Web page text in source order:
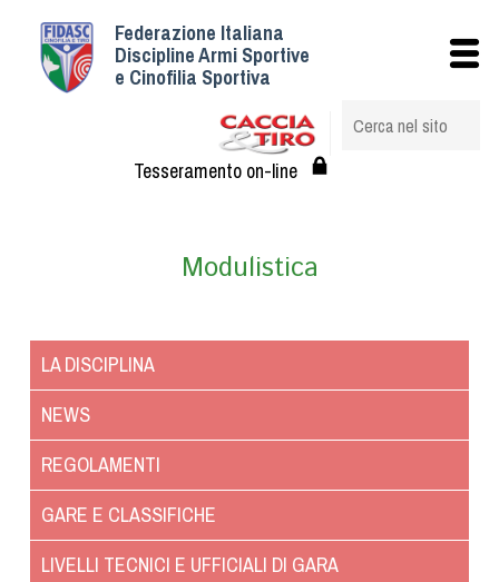
Federazione Italiana
Discipline Armi Sportive
e Cinofilia Sportiva
Tesseramento on-line
Modulistica
LA DISCIPLINA
NEWS
REGOLAMENTI
GARE E CLASSIFICHE
LIVELLI TECNICI E UFFICIALI DI GARA
Istituzionale
Struttura
Albo Veterinari federali
Statuto e Regolamenti
Società
Referenti e gruppi di lavoro regionali
Scuole Federali